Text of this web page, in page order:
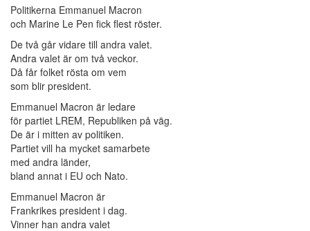
Politikerna Emmanuel Macron
och Marine Le Pen fick flest röster.
De två går vidare till andra valet.
Andra valet är om två veckor.
Då får folket rösta om vem
som blir president.
Emmanuel Macron är ledare
för partiet LREM, Republiken på väg.
De är i mitten av politiken.
Partiet vill ha mycket samarbete
med andra länder,
bland annat i EU och Nato.
Emmanuel Macron är
Frankrikes president i dag.
Vinner han andra valet